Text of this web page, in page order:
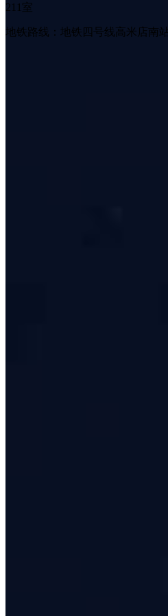
211室
地铁路线：地铁四号线高米店南